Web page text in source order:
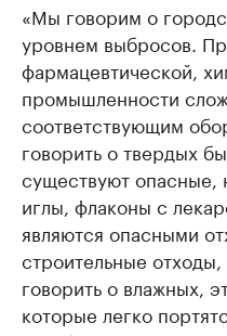
«Мы говорим о
уровнем выбросов.
фармацевтической,
промышленности
соответствующим
говорить о твердых
существуют
иглы, флаконы с
являются опасными
строительные
говорить о влажных,
которые легко